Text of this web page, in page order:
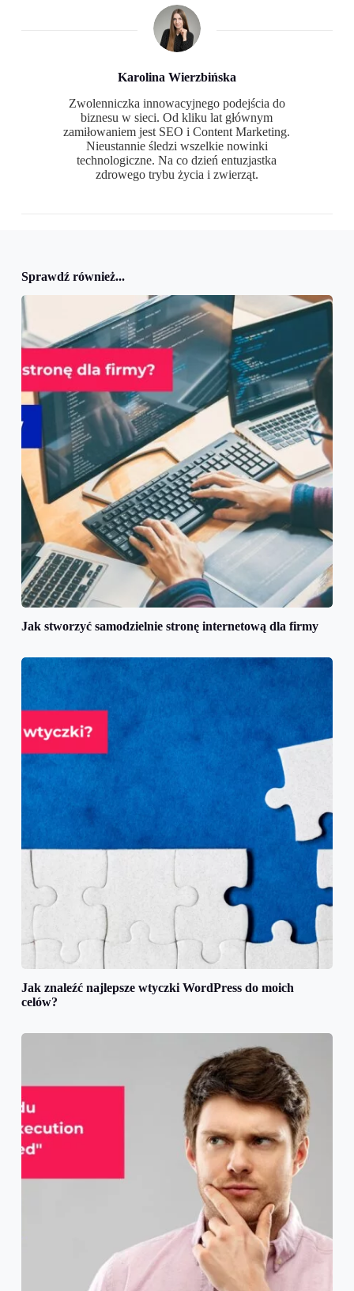
Karolina Wierzbińska
Zwolenniczka innowacyjnego podejścia do
biznesu w sieci. Od kliku lat głównym
zamiłowaniem jest SEO i Content Marketing.
Nieustannie śledzi wszelkie nowinki
technologiczne. Na co dzień entuzjastka
zdrowego trybu życia i zwierząt.
Sprawdź również...
Jak stworzyć samodzielnie stronę internetową dla firmy
Jak znaleźć najlepsze wtyczki WordPress do moich
celów?